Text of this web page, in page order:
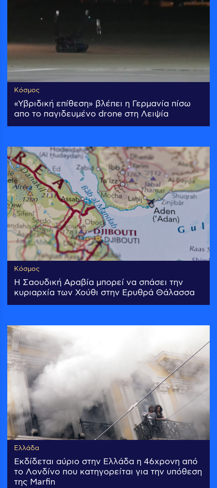
Κόσμος
«Υβριδική επίθεση» βλέπει η Γερμανία πίσω
απο το παγιδευμένο drone στη Λειψία
Κόσμος
Η Σαουδική Αραβία μπορεί να σπάσει την
κυριαρχία των Χούθι στην Ερυθρά Θάλασσα
Ελλάδα
Εκδίδεται αύριο στην Ελλάδα η 46χρονη από
το Λονδίνο που κατηγορείται για την υπόθεση
της Marfin